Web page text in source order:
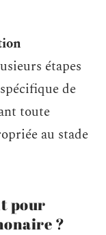
étapes
de
toute
au stade
pour
?